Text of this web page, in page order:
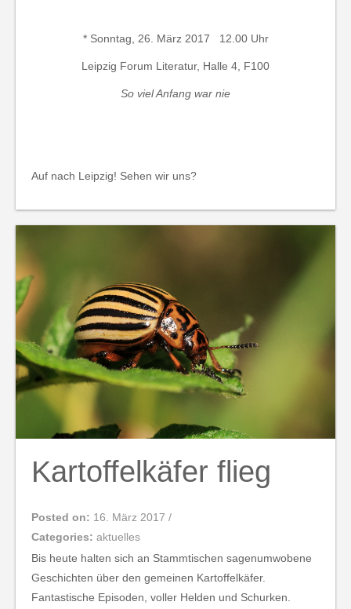
* Sonntag, 26. März 2017 12.00 Uhr
Leipzig Forum Literatur, Halle 4, F100
So viel Anfang war nie
Auf nach Leipzig! Sehen wir uns?
Kartoffelkäfer flieg
Posted on: 16. März 2017 /
Categories: aktuelles
Bis heute halten sich an Stammtischen sagenumwobene
Geschichten über den gemeinen Kartoffelkäfer.
Fantastische Episoden, voller Helden und Schurken.